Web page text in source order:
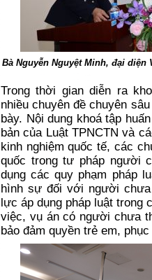
Bà Nguyễn Nguyệt Minh, đại diện
Trong thời gian diễn ra
nhiều chuyên đề chuyên
bày. Nội dung khoá tập
bản của Luật TPNCTN và
kinh nghiệm quốc tế, các
quốc trong tư pháp người
dụng các quy phạm pháp
hình sự đối với người chưa
lực áp dụng pháp luật trong
việc, vụ án có người chưa
bảo đảm quyền trẻ em,